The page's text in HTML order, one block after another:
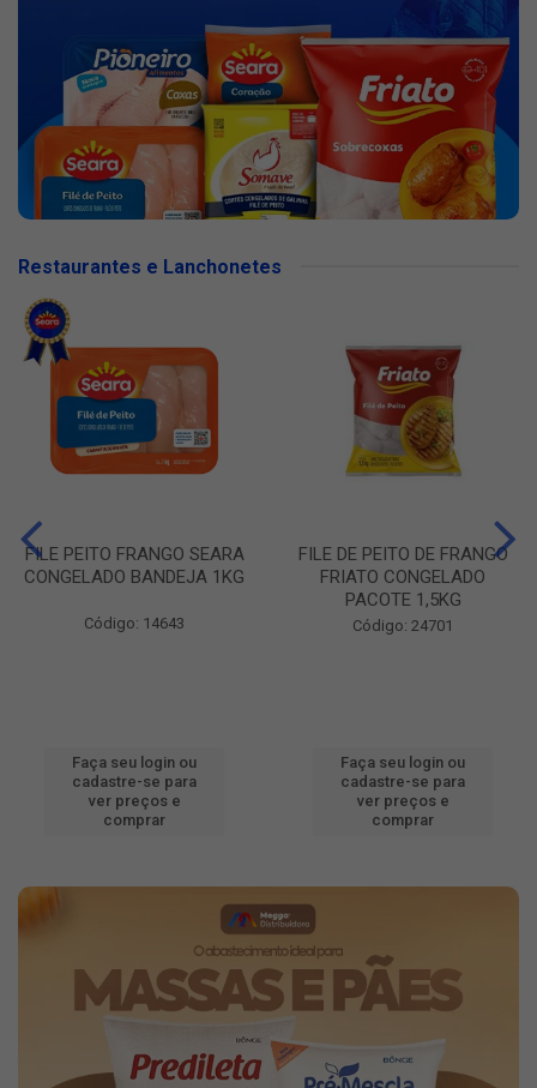
Restaurantes e Lanchonetes
FILE PEITO FRANGO SEARA
CONGELADO BANDEJA 1KG
Código: 14643
Faça seu login ou
cadastre-se para
ver preços e
comprar
FILE DE PEITO DE FRANGO
FRIATO CONGELADO
PACOTE 1,5KG
Código: 24701
Faça seu login ou
cadastre-se para
ver preços e
comprar